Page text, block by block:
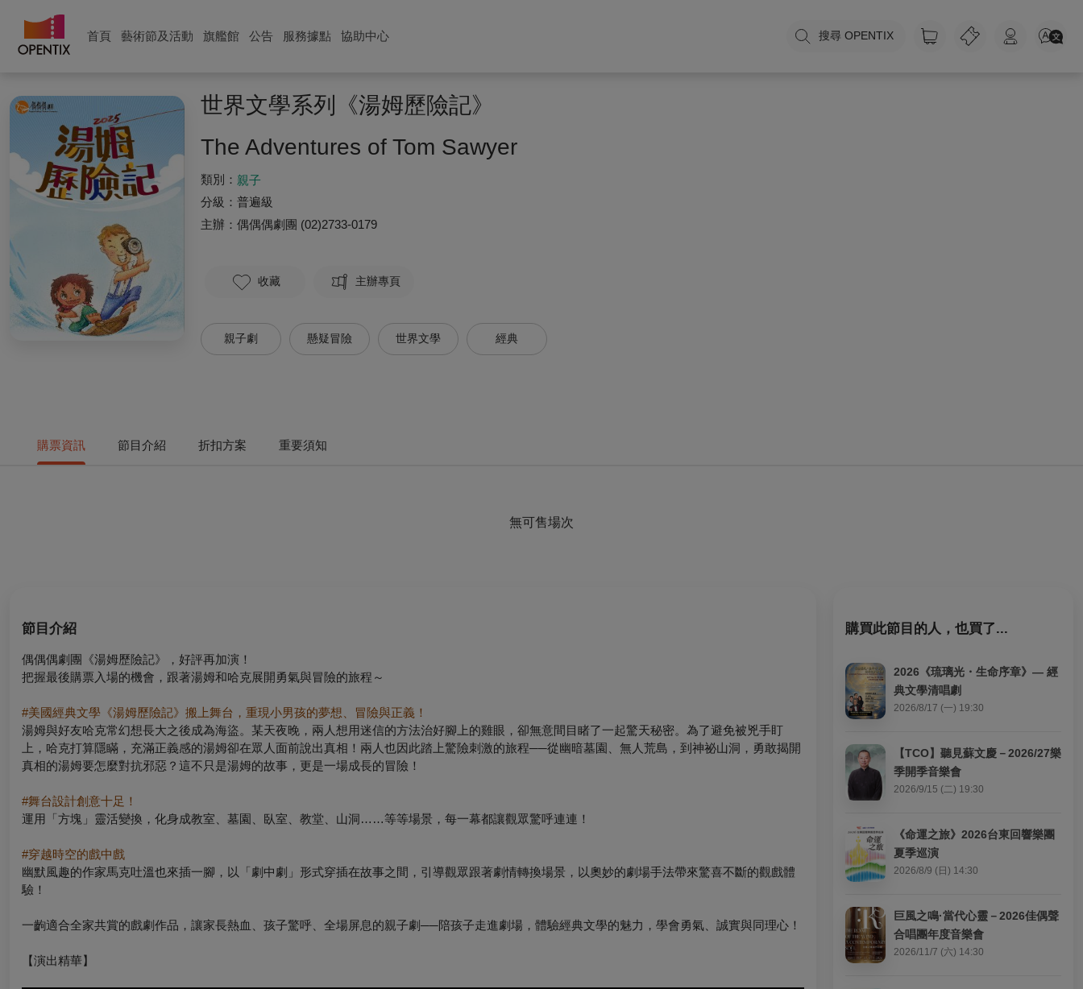
首頁 藝術節及活動 旗艦館 公告 服務據點 協助中心 搜尋 OPENTIX
世界文學系列《湯姆歷險記》
The Adventures of Tom Sawyer
類別： 親子
分級： 普遍級
主辦： 偶偶偶劇團 (02)2733-0179
收藏 主辦專頁
親子劇 懸疑冒險 世界文學 經典
購票資訊 節目介紹 折扣方案 重要須知
無可售場次
節目介紹
偶偶偶劇團《湯姆歷險記》，好評再加演！
把握最後購票入場的機會， 跟著湯姆和哈克展開勇氣與冒險的旅程～
#美國經典文學《湯姆歷險記》搬上舞台，重現小男孩的夢想、冒險與正義！
湯姆與好友哈克常幻想長大之後成為海盜。某天夜晚，兩人想用迷信的方法治好腳上的雞眼，卻無意間目睹了一起驚天秘密。為了避免被兇手盯
上，哈克打算隱瞞，充滿正義感的湯姆卻在眾人面前說出真相！兩人也因此踏上驚險刺激的旅程──從幽暗墓園、無人荒島，到神祕山洞，勇敢揭開
真相的湯姆要怎麼對抗邪惡？這不只是湯姆的故事，更是一場成長的冒險！
#舞台設計創意十足！
運用「方塊」靈活變換，化身成教室、墓園、臥室、教堂、山洞……等等場景，每一幕都讓觀眾驚呼連連！
#穿越時空的戲中戲
幽默風趣的作家馬克吐溫也來插一腳，以「劇中劇」形式穿插在故事之間，引導觀眾跟著劇情轉換場景，以奧妙的劇場手法帶來驚喜不斷的觀戲體
驗！
一齣適合全家共賞的戲劇作品，讓家長熱血、孩子驚呼、全場屏息的親子劇──陪孩子走進劇場，體驗經典文學的魅力，學會勇氣、誠實與同理心！
【演出精華】
購買此節目的人，也買了...
2026《琉璃光・生命序章》— 經
典文學清唱劇
2026/8/17 (一) 19:30
【TCO】聽見蘇文慶－2026/27樂
季開季音樂會
2026/9/15 (二) 19:30
《命運之旅》2026台東回響樂團
夏季巡演
2026/8/9 (日) 14:30
巨風之鳴·當代心靈－2026佳偶聲
合唱團年度音樂會
2026/11/7 (六) 14:30